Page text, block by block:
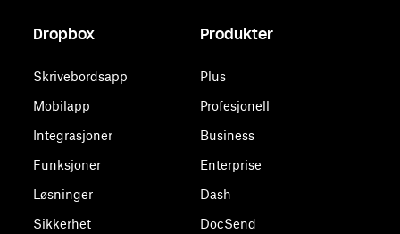
Dropbox
Skrivebordsapp
Mobilapp
Integrasjoner
Funksjoner
Løsninger
Sikkerhet
Produkter
Plus
Profesjonell
Business
Enterprise
Dash
DocSend